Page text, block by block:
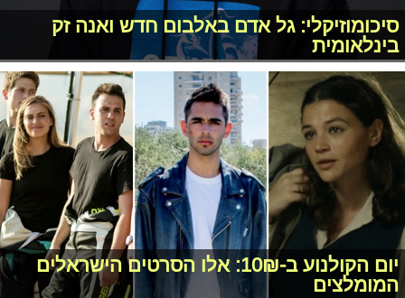
סיכומוזיקלי: גל אדם באלבום חדש ואנה זק
בינלאומית
יום הקולנוע ב-10₪: אלו הסרטים הישראלים
המומלצים